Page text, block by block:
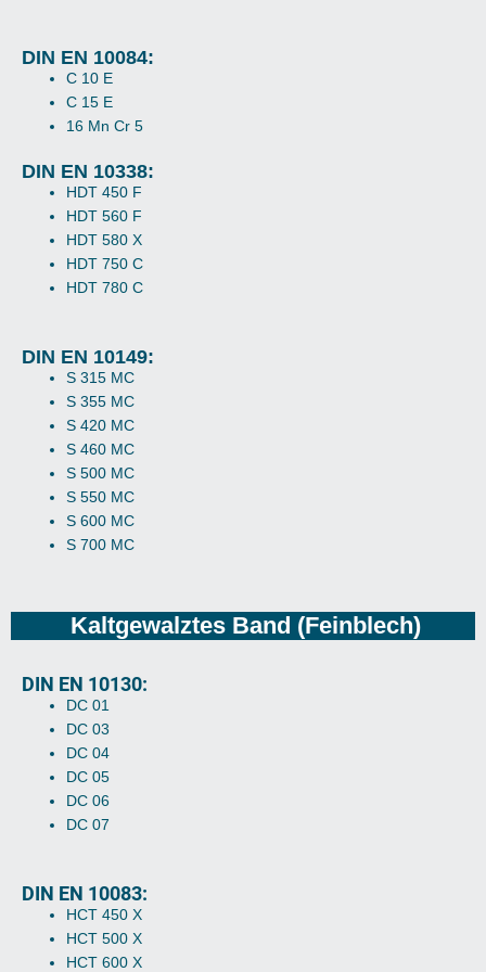
DIN EN 10084:
C 10 E
C 15 E
16 Mn Cr 5
DIN EN 10338:
HDT 450 F
HDT 560 F
HDT 580 X
HDT 750 C
HDT 780 C
DIN EN 10149:
S 315 MC
S 355 MC
S 420 MC
S 460 MC
S 500 MC
S 550 MC
S 600 MC
S 700 MC
Kaltgewalztes Band (Feinblech)
DIN EN 10130:
DC 01
DC 03
DC 04
DC 05
DC 06
DC 07
DIN EN 10083:
HCT 450 X
HCT 500 X
HCT 600 X